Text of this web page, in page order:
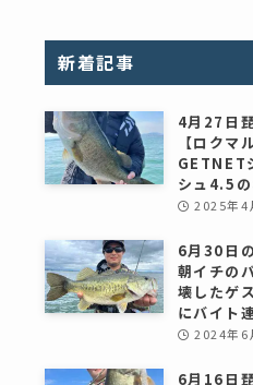
新着記事
4月27日
【ロクマ
GETNET
シュ4.5の
2025年4
6月30日
朝イチの
壊したゲ
にバイト
2024年6
6月16日